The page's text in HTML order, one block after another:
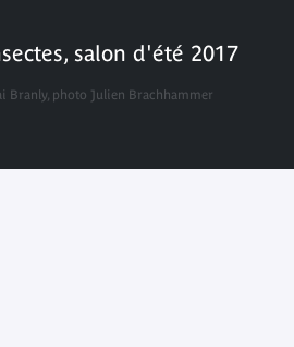
salon d'été 2017
Branly, photo Julien Brachhammer